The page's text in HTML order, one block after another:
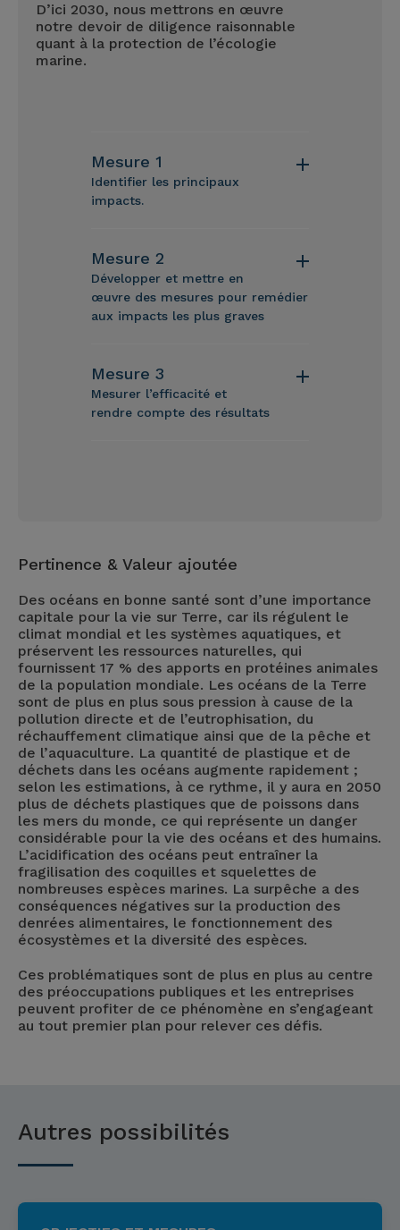
D’ici 2030, nous mettrons en œuvre
notre devoir de diligence raisonnable
quant à la protection de l’écologie
marine.
Mesure 1
Identifier les principaux
impacts.
Mesure 2
Développer et mettre en
œuvre des mesures pour remédier
aux impacts les plus graves
Mesure 3
Mesurer l’efficacité et
rendre compte des résultats
Pertinence & Valeur ajoutée
Des océans en bonne santé sont d’une importance
capitale pour la vie sur Terre, car ils régulent le
climat mondial et les systèmes aquatiques, et
préservent les ressources naturelles, qui
fournissent 17 % des apports en protéines animales
de la population mondiale. Les océans de la Terre
sont de plus en plus sous pression à cause de la
pollution directe et de l’eutrophisation, du
réchauffement climatique ainsi que de la pêche et
de l’aquaculture. La quantité de plastique et de
déchets dans les océans augmente rapidement ;
selon les estimations, à ce rythme, il y aura en 2050
plus de déchets plastiques que de poissons dans
les mers du monde, ce qui représente un danger
considérable pour la vie des océans et des humains.
L’acidification des océans peut entraîner la
fragilisation des coquilles et squelettes de
nombreuses espèces marines. La surpêche a des
conséquences négatives sur la production des
denrées alimentaires, le fonctionnement des
écosystèmes et la diversité des espèces.
Ces problématiques sont de plus en plus au centre
des préoccupations publiques et les entreprises
peuvent profiter de ce phénomène en s’engageant
au tout premier plan pour relever ces défis.
Autres possibilités